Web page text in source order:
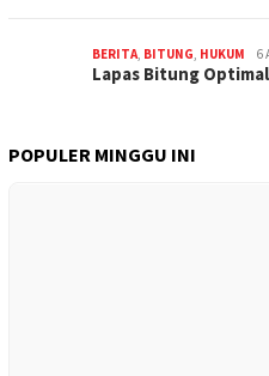
BERITA, BITUNG, HUKUM 6
Lapas Bitung
POPULER MINGGU INI